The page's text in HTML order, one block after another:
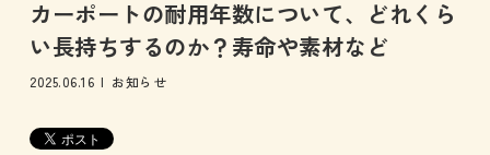
カーポートの耐用年数について、どれくら
い長持ちするのか？寿命や素材など
2025.06.16 お知らせ